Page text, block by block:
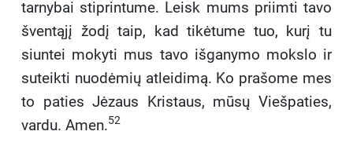
tarnybai stiprintume. Leisk mums priimti tavo
šventąjį žodį taip, kad tikėtume tuo, kurį tu
siuntei mokyti mus tavo išganymo mokslo ir
suteikti nuodėmių atleidimą. Ko prašome mes
to paties Jėzaus Kristaus, mūsų Viešpaties,
vardu. Amen.52